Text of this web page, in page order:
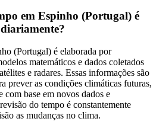
em Espinho (Portugal) é
(Portugal) é elaborada por
matemáticos e dados coletados
e radares. Essas informações são
prever as condições climáticas futuras,
com base em novos dados e
do tempo é constantemente
as mudanças no clima.